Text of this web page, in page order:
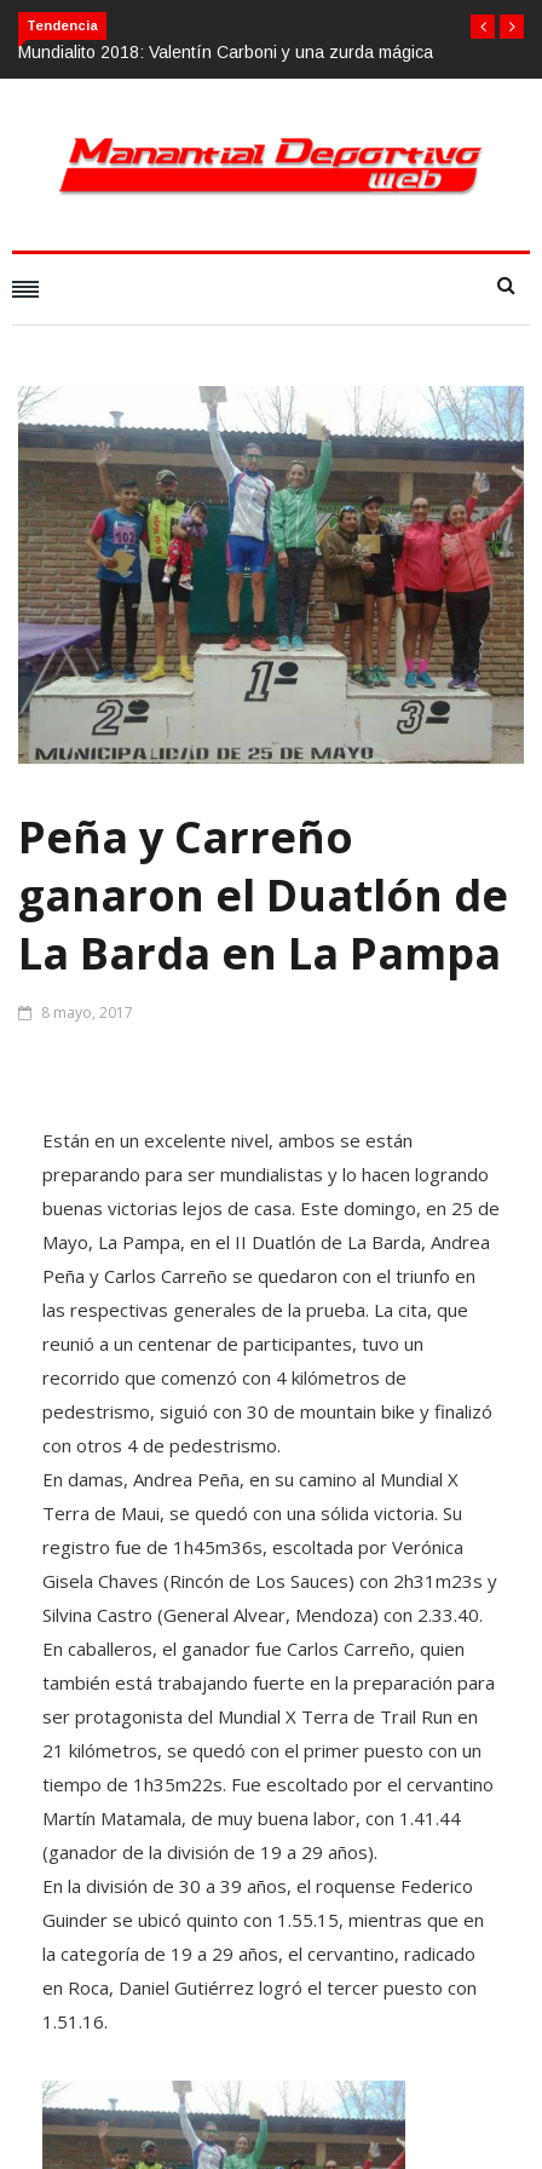
Tendencia
Carboni y una zurda mágicaCalvario Race 2018, 10 de
Peña y Carreño
ganaron el Duatlón de
La Barda en La Pampa
8 mayo, 2017
Están en un excelente nivel, ambos se están
preparando para ser mundialistas y lo hacen logrando
buenas victorias lejos de casa. Este domingo, en 25 de
Mayo, La Pampa, en el II Duatlón de La Barda, Andrea
Peña y Carlos Carreño se quedaron con el triunfo en
las respectivas generales de la prueba. La cita, que
reunió a un centenar de participantes, tuvo un
recorrido que comenzó con 4 kilómetros de
pedestrismo, siguió con 30 de mountain bike y finalizó
con otros 4 de pedestrismo.
En damas, Andrea Peña, en su camino al Mundial X
Terra de Maui, se quedó con una sólida victoria. Su
registro fue de 1h45m36s, escoltada por Verónica
Gisela Chaves (Rincón de Los Sauces) con 2h31m23s y
Silvina Castro (General Alvear, Mendoza) con 2.33.40.
En caballeros, el ganador fue Carlos Carreño, quien
también está trabajando fuerte en la preparación para
ser protagonista del Mundial X Terra de Trail Run en
21 kilómetros, se quedó con el primer puesto con un
tiempo de 1h35m22s. Fue escoltado por el cervantino
Martín Matamala, de muy buena labor, con 1.41.44
(ganador de la división de 19 a 29 años).
En la división de 30 a 39 años, el roquense Federico
Guinder se ubicó quinto con 1.55.15, mientras que en
la categoría de 19 a 29 años, el cervantino, radicado
en Roca, Daniel Gutiérrez logró el tercer puesto con
1.51.16.